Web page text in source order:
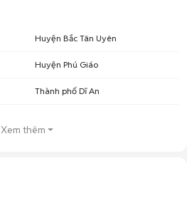
Huyện Bắc Tân Uyên
Huyện Phú Giáo
Thành phố Dĩ An
Xem thêm